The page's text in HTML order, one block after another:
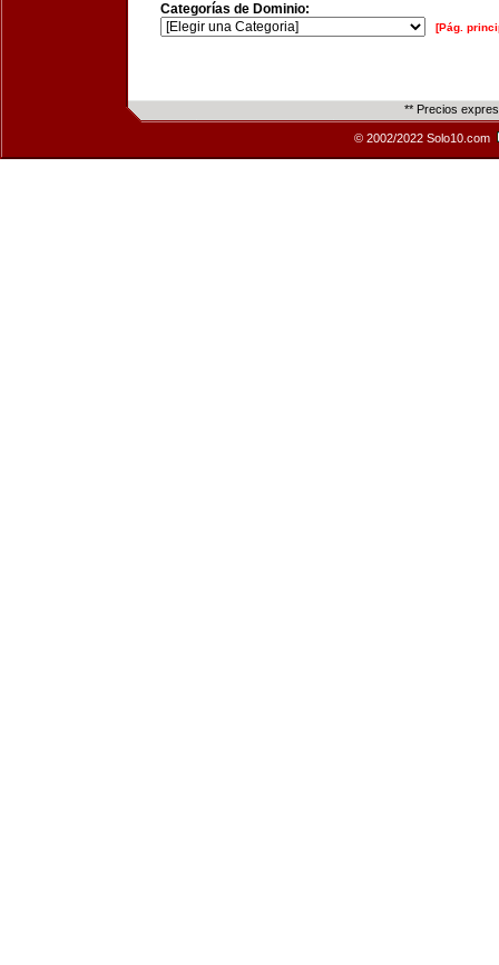
Categorías de Dominio:
[Pág.
** Precios
© 2002/2022 Solo10.com